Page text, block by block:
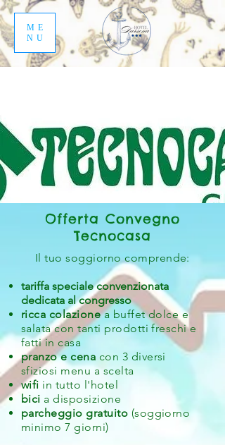
ME
NU
Offerta Convegno
Tecnocasa
Il tuo soggiorno comprende:
tariffa speciale convenzionata
dedicata al congresso
ricca colazionea buffet dolce e
salata con tanti prodotti freschi e
fatti in casa
pranzo e cena con 3 diversi
sfiziosi menu a scelta
wifi in tutto l'hotel
bici a disposizione
parcheggio gratuito (soggiorno
minimo 7 giorni)